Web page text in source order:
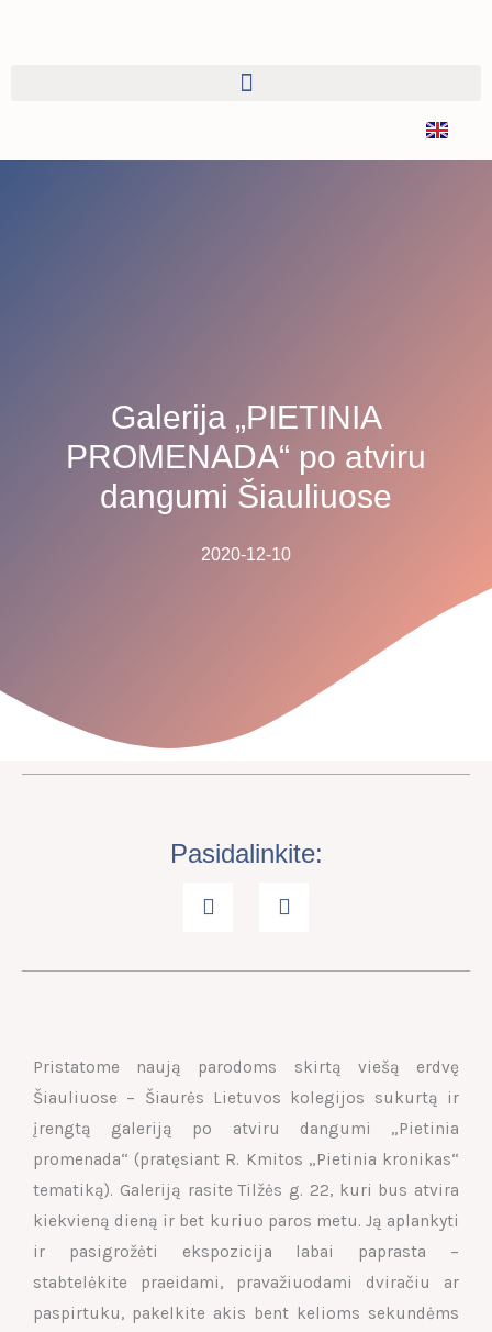
Galerija „PIETINIA
PROMENADA“ po atviru
dangumi Šiauliuose
2020-12-10
Pasidalinkite:
Pristatome naują parodoms skirtą viešą erdvę
Šiauliuose – Šiaurės Lietuvos kolegijos sukurtą ir
įrengtą galeriją po atviru dangumi „Pietinia
promenada“ (pratęsiant R. Kmitos „Pietinia kronikas“
tematiką). Galeriją rasite Tilžės g. 22, kuri bus atvira
kiekvieną dieną ir bet kuriuo paros metu. Ją aplankyti
ir pasigrožėti ekspozicija labai paprasta –
stabtelėkite praeidami, pravažiuodami dviračiu ar
paspirtuku, pakelkite akis bent kelioms sekundėms